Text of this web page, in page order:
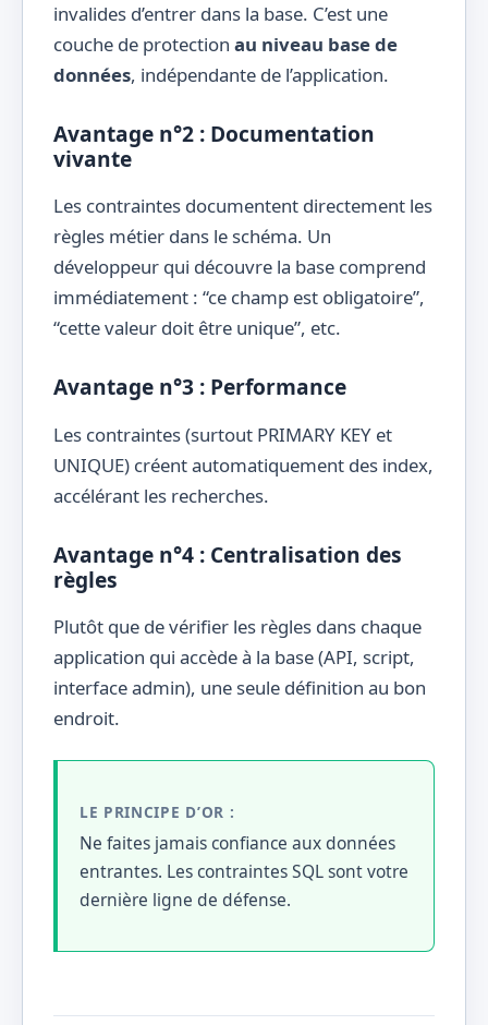
invalides d’entrer dans la base. C’est une
couche de protection au niveau base de
données, indépendante de l’application.
Avantage n°2 : Documentation
vivante
Les contraintes documentent directement les
règles métier dans le schéma. Un
développeur qui découvre la base comprend
immédiatement : “ce champ est obligatoire”,
“cette valeur doit être unique”, etc.
Avantage n°3 : Performance
Les contraintes (surtout PRIMARY KEY et
UNIQUE) créent automatiquement des index,
accélérant les recherches.
Avantage n°4 : Centralisation des
règles
Plutôt que de vérifier les règles dans chaque
application qui accède à la base (API, script,
interface admin), une seule définition au bon
endroit.
LE PRINCIPE D’OR :
Ne faites jamais confiance aux données
entrantes. Les contraintes SQL sont votre
dernière ligne de défense.